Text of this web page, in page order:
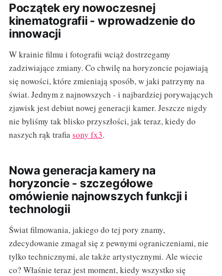
Początek ery nowoczesnej
kinematografii - wprowadzenie do
innowacji
W krainie filmu i fotografii wciąż dostrzegamy
zadziwiające zmiany. Co chwilę na horyzoncie pojawiają
się nowości, które zmieniają sposób, w jaki patrzymy na
świat. Jednym z najnowszych - i najbardziej porywających
zjawisk jest debiut nowej generacji kamer. Jeszcze nigdy
nie byliśmy tak blisko przyszłości, jak teraz, kiedy do
naszych rąk trafiasony fx3.
Nowa generacja kamery na
horyzoncie - szczegółowe
omówienie najnowszych funkcji i
technologii
Świat filmowania, jakiego do tej pory znamy,
zdecydowanie zmagał się z pewnymi ograniczeniami, nie
tylko technicznymi, ale także artystycznymi. Ale wiecie
co? Właśnie teraz jest moment, kiedy wszystko się